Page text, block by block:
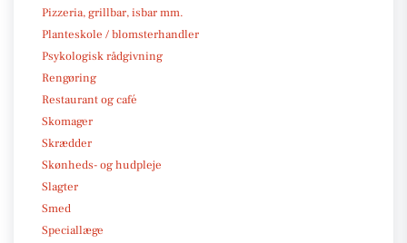
Pizzeria, grillbar, isbar mm.
Planteskole / blomsterhandler
Psykologisk rådgivning
Rengøring
Restaurant og café
Skomager
Skrædder
Skønheds- og hudpleje
Slagter
Smed
Speciallæge